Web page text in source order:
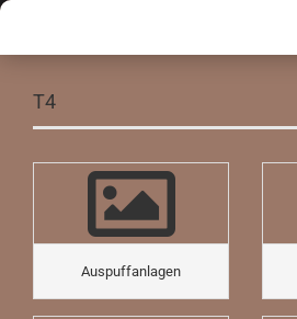
T4
Auspuffanlagen